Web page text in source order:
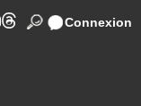
Connexion